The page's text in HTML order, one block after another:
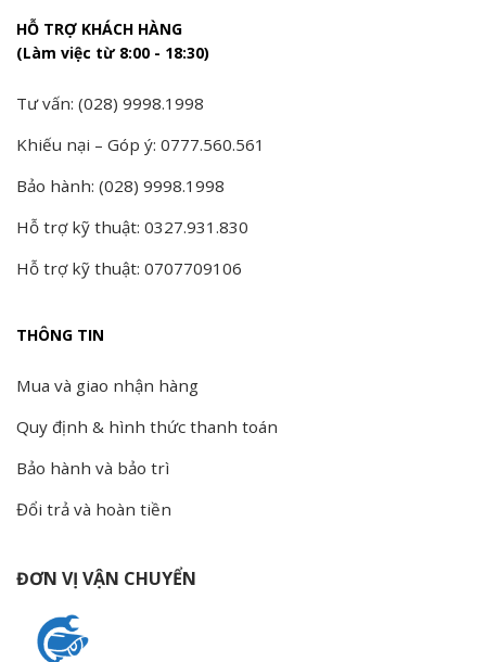
HỖ TRỢ KHÁCH HÀNG
(Làm việc từ 8:00 - 18:30)
Tư vấn: (028) 9998.1998
Khiếu nại – Góp ý: 0777.560.561
Bảo hành: (028) 9998.1998
Hỗ trợ kỹ thuật: 0327.931.830
Hỗ trợ kỹ thuật: 0707709106
THÔNG TIN
Mua và giao nhận hàng
Quy định & hình thức thanh toán
Bảo hành và bảo trì
Đổi trả và hoàn tiền
ĐƠN VỊ VẬN CHUYỂN